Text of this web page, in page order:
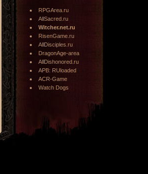
RPGArea.ru
AllSacred.ru
Witcher.net.ru
RisenGame.ru
AllDisciples.ru
DragonAge-area
AllDishonored.ru
APB: RUloaded
ACR-Game
Watch Dogs